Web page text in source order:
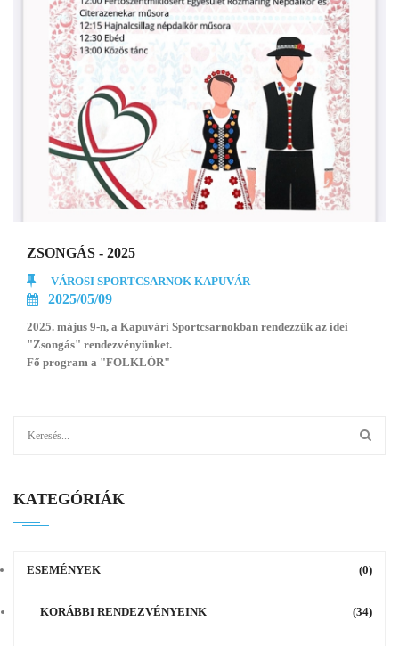
ZSONGÁS - 2025
VÁROSI SPORTCSARNOK KAPUVÁR
2025/05/09
2025. május 9-n, a Kapuvári Sportcsarnokban rendezzük az idei
"Zsongás" rendezvényünket.
Fő program a "FOLKLÓR"
KATEGÓRIÁK
ESEMÉNYEK (0)
KORÁBBI RENDEZVÉNYEINK (34)